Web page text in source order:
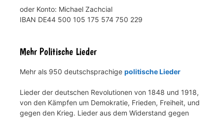
oder Konto: Michael Zachcial
IBAN DE44 500 105 175 574 750 229
Mehr Politische Lieder
Mehr als 950 deutschsprachige politische Lieder
Lieder der deutschen Revolutionen von 1848 und 1918,
von den Kämpfen um Demokratie, Frieden, Freiheit, und
gegen den Krieg. Lieder aus dem Widerstand gegen